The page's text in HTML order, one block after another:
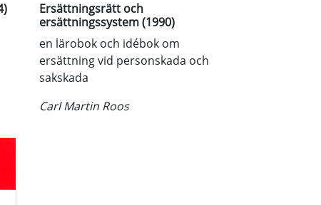
Ersättningsrätt och
ersättningssystem (1990)
en lärobok och idébok om
ersättning vid personskada och
sakskada
Carl Martin Roos